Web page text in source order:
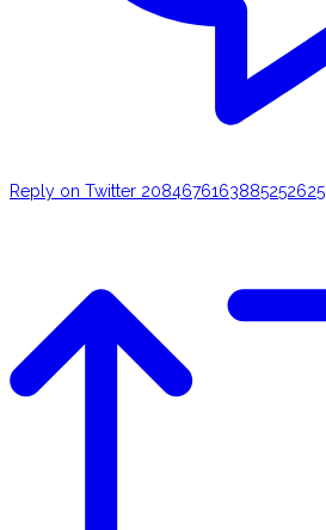
Reply on Twitter 2084676163885252625